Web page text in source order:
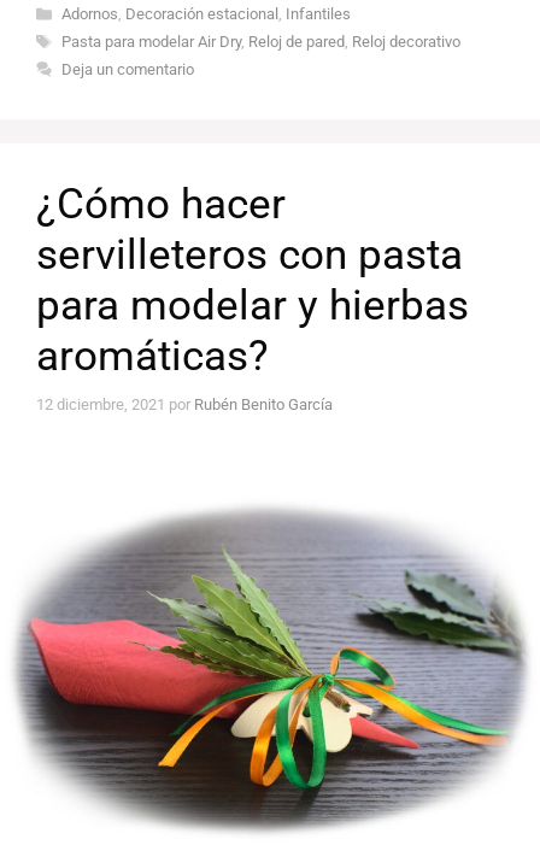
Categorías
Adornos, Decoración estacional , Infantiles
Etiquetas
Pasta para modelar Air Dry, Reloj de pared, Reloj decorativo
Deja un comentario
¿Cómo hacer
servilleteros con pasta
para modelar y hierbas
aromáticas?
12 diciembre, 2021 por Rubén Benito García